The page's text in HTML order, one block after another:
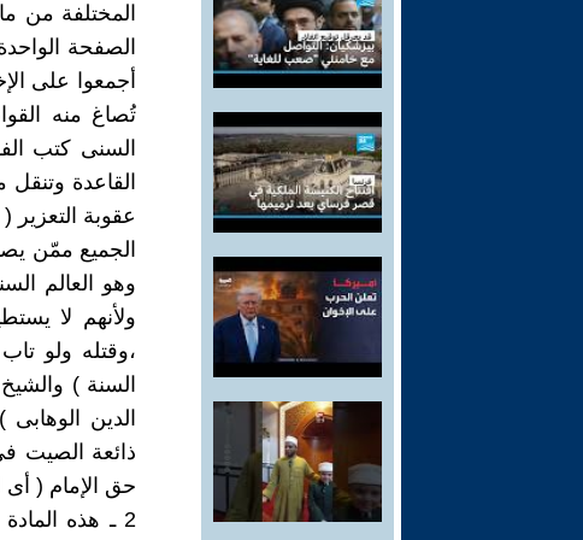
المختلفة من
الصفحة
أجمعوا على
تُصاغ منه
السنى كتب
القاعدة
عقوبة
الجميع ممّن
وهو العالم
ولأنهم لا
،وقتله ولو
السنة )
الدين
ذائعة الصيت
حق الإمام ( أى
2 ـ هذه